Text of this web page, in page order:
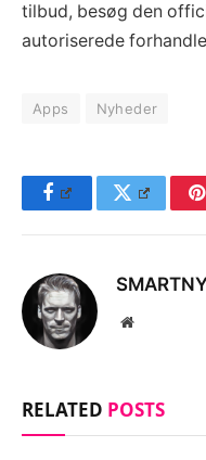
tilbud, besøg den
autoriserede
Apps Nyheder
FacebookTwitter
Website
RELATED POSTS